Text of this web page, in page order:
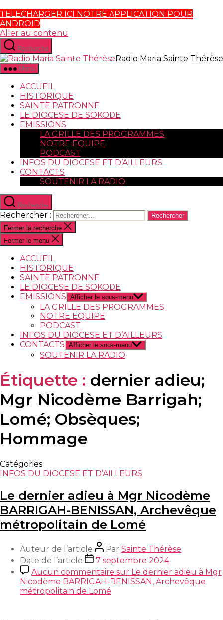
TELECHARGER ICI NOTRE APPLICATION POUR
ANDROID
Aller au contenu
Recherche
Radio Maria Sainte Thérèse
Menu
ACCUEIL
HISTORIQUE
SAINTE PATRONNE
LE DIOCESE DE SOKODE
EMISSIONS
LA GRILLE DES PROGRAMMES
NOTRE EQUIPE
PODCAST
INFOS DU DIOCESE ET D’AILLEURS
CONTACTS
SOUTENIR LA RADIO
Recherche
Rechercher :
Fermer la recherche
Fermer le menu
ACCUEIL
HISTORIQUE
SAINTE PATRONNE
LE DIOCESE DE SOKODE
EMISSIONS Afficher le sous-menu
LA GRILLE DES PROGRAMMES
NOTRE EQUIPE
PODCAST
INFOS DU DIOCESE ET D’AILLEURS
CONTACTS Afficher le sous-menu
SOUTENIR LA RADIO
Étiquette : dernier adieu;
Mgr Nicodème Barrigah;
Lomé; Obsèques;
Hommage
Catégories
INFOS DU DIOCESE ET D’AILLEURS
Le dernier adieu à Mgr Nicodème
BARRIGAH-BENISSAN, Archevêque
métropolitain de Lomé
Auteur de l’article Par Sainte Thérèse
Date de l’article
7 septembre 2024
Aucun commentaire sur Le dernier adieu à Mgr
Nicodème BARRIGAH-BENISSAN, Archevêque
métropolitain de Lomé